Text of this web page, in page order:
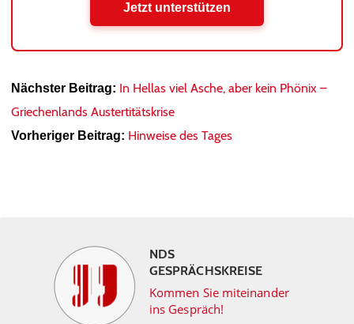
Jetzt unterstützen
Nächster Beitrag: In Hellas viel Asche, aber kein Phönix –
Griechenlands Austertitätskrise
Vorheriger Beitrag: Hinweise des Tages
NDS
GESPRÄCHSKREISE
Kommen Sie miteinander
ins Gespräch!